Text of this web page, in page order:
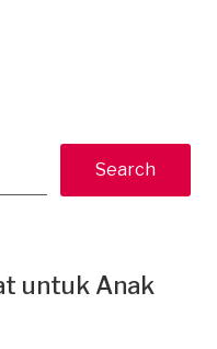
Search
untuk Anak